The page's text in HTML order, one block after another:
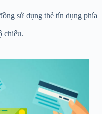
sử dụng thẻ tín dụng phía
chiếu.